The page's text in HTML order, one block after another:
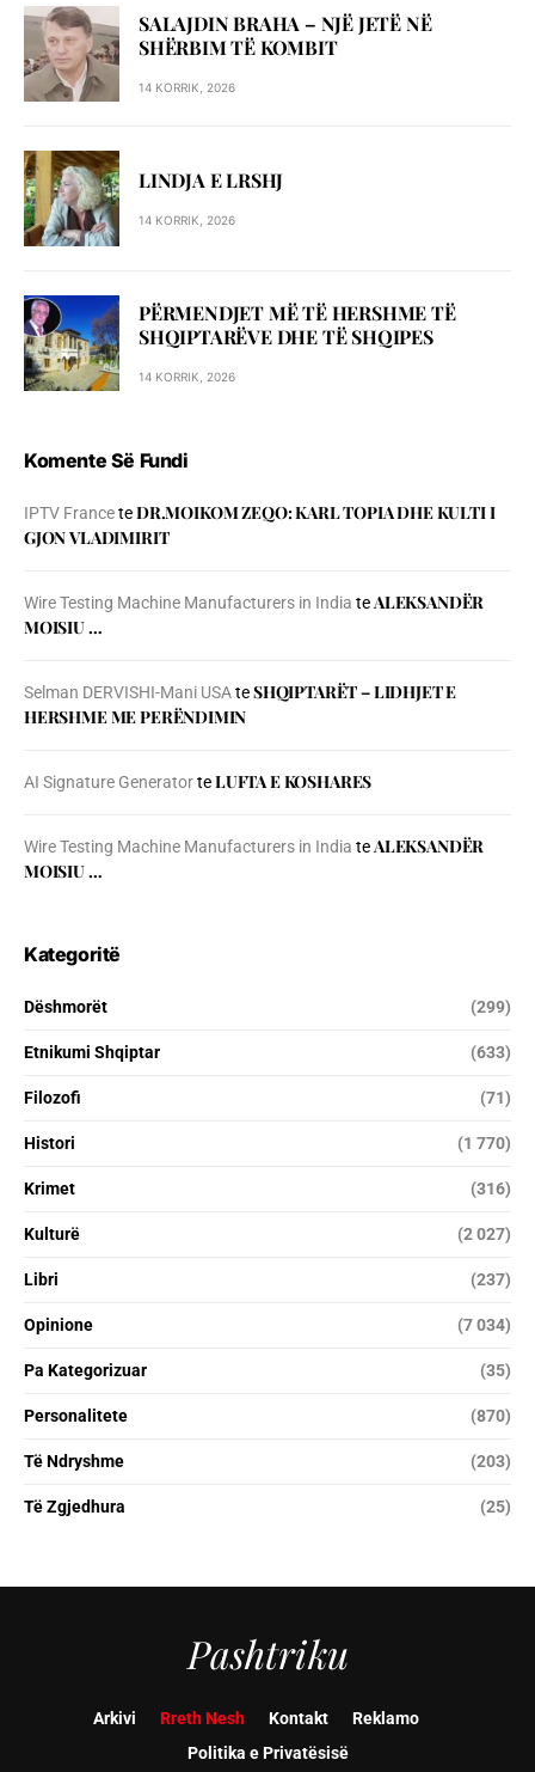
SALAJDIN BRAHA – NJЁ JETЁ NЁ
SHЁRBIM TЁ KOMBIT
14 KORRIK, 2026
LINDJA E LRSHJ
14 KORRIK, 2026
PËRMENDJET MË TË HERSHME TË
SHQIPTARËVE DHE TË SHQIPES
14 KORRIK, 2026
Komente Së Fundi
IPTV FranceteDR.MOIKOM ZEQO: KARL TOPIA DHE KULTI I
GJON VLADIMIRIT
Wire Testing Machine Manufacturers in India teALEKSANDËR
MOISIU …
Selman DERVISHI-Mani USAteSHQIPTARËT – LIDHJET E
HERSHME ME PERËNDIMIN
AI Signature GeneratorteLUFTA E KOSHARES
Wire Testing Machine Manufacturers in India teALEKSANDËR
MOISIU …
Kategoritë
Dëshmorët (299)
Etnikumi Shqiptar (633)
Filozofi (71)
Histori (1 770)
Krimet (316)
Kulturë (2 027)
Libri (237)
Opinione (7 034)
Pa Kategorizuar (35)
Personalitete (870)
Të Ndryshme (203)
Të Zgjedhura (25)
Pashtriku
Arkivi Rreth Nesh Kontakt
Reklamo
Politika e Privatësisë